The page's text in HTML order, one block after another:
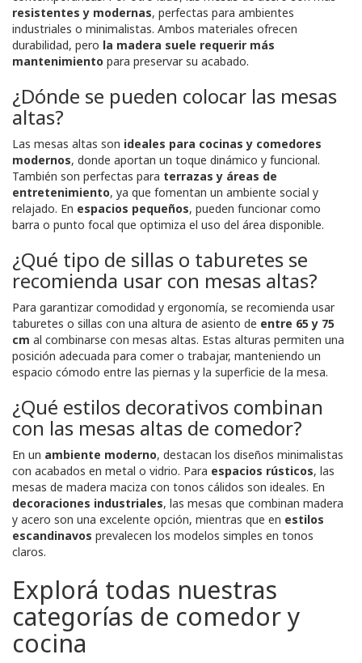
resistentes y modernas, perfectas para ambientes
industriales o minimalistas. Ambos materiales ofrecen
durabilidad, pero la madera suele requerir más
mantenimiento para preservar su acabado.
¿Dónde se pueden colocar las mesas
altas?
Las mesas altas son ideales para cocinas y comedores
modernos, donde aportan un toque dinámico y funcional.
También son perfectas para terrazas y áreas de
entretenimiento, ya que fomentan un ambiente social y
relajado. En espacios pequeños, pueden funcionar como
barra o punto focal que optimiza el uso del área disponible.
¿Qué tipo de sillas o taburetes se
recomienda usar con mesas altas?
Para garantizar comodidad y ergonomía, se recomienda usar
taburetes o sillas con una altura de asiento de entre 65 y 75
cm al combinarse con mesas altas. Estas alturas permiten una
posición adecuada para comer o trabajar, manteniendo un
espacio cómodo entre las piernas y la superficie de la mesa.
¿Qué estilos decorativos combinan
con las mesas altas de comedor?
En un ambiente moderno, destacan los diseños minimalistas
con acabados en metal o vidrio. Para espacios rústicos, las
mesas de madera maciza con tonos cálidos son ideales. En
decoraciones industriales, las mesas que combinan madera
y acero son una excelente opción, mientras que en estilos
escandinavos prevalecen los modelos simples en tonos
claros.
Explorá todas nuestras
categorías de comedor y
cocina